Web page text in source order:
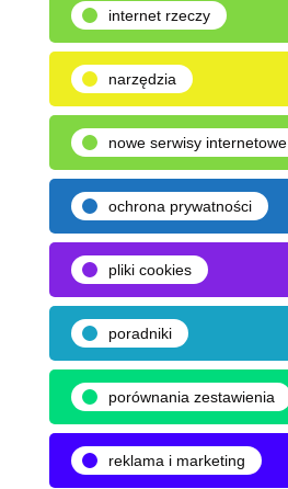
internet rzeczy
narzędzia
nowe serwisy internetowe
ochrona prywatności
pliki cookies
poradniki
porównania zestawienia
reklama i marketing